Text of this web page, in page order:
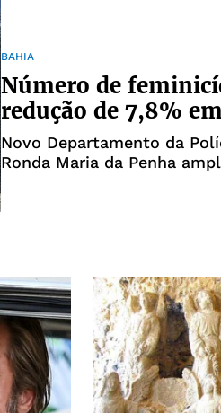
BAHIA
Número de
redução de 7,8%
Novo Departamento da
Ronda Maria da Penha